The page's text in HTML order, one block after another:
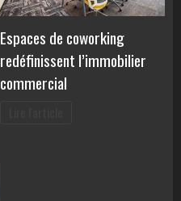
Espaces de coworking
redéfinissent l’immobilier
commercial